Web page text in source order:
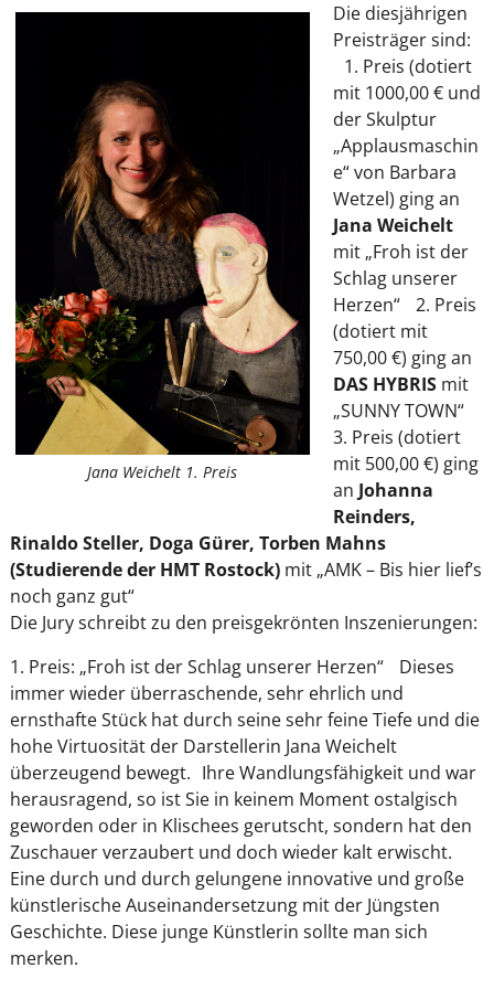
Jana Weichelt 1. Preis
Die diesjährigen
Preisträger sind:
1. Preis (dotiert
mit 1000,00 € und
der Skulptur
„Applausmaschin
e“ von Barbara
Wetzel) ging an
Jana Weichelt
mit „Froh ist der
Schlag unserer
Herzen“ 2. Preis
(dotiert mit
750,00 €) ging an
DAS HYBRISmit
„SUNNY TOWN“
3. Preis (dotiert
mit 500,00 €) ging
an Johanna
Reinders,
Rinaldo Steller, Doga Gürer, Torben Mahns
(Studierende der HMT Rostock)mit „AMK – Bis hier lief’s
noch ganz gut“
Die Jury schreibt zu den preisgekrönten Inszenierungen:
1. Preis: „Froh ist der Schlag unserer Herzen“ Dieses
immer wieder überraschende, sehr ehrlich und
ernsthafte Stück hat durch seine sehr feine Tiefe und die
hohe Virtuosität der Darstellerin Jana Weichelt
überzeugend bewegt. Ihre Wandlungsfähigkeit und war
herausragend, so ist Sie in keinem Moment ostalgisch
geworden oder in Klischees gerutscht, sondern hat den
Zuschauer verzaubert und doch wieder kalt erwischt.
Eine durch und durch gelungene innovative und große
künstlerische Auseinandersetzung mit der Jüngsten
Geschichte. Diese junge Künstlerin sollte man sich
merken.